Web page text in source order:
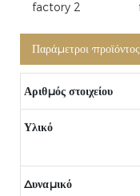
Παράμετροι προϊόντος
Αριθμός στοιχείου
Υλικό
Δυναμικό